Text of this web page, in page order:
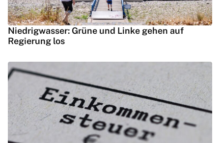
Niedrigwasser: Grüne und Linke gehen auf
Regierung los